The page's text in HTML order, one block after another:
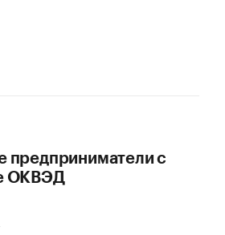
предприниматели с
ОКВЭД